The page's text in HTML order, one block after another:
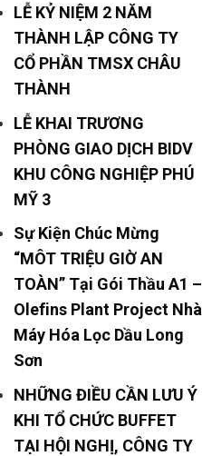
LỄ KỶ NIỆM 2 NĂM
THÀNH LẬP CÔNG TY
CỔ PHẦN TMSX CHÂU
THÀNH
LỄ KHAI TRƯƠNG
PHÒNG GIAO DỊCH BIDV
KHU CÔNG NGHIỆP PHÚ
MỸ 3
Sự Kiện Chúc Mừng
“MÔT TRIỆU GIỜ AN
TOÀN” Tại Gói Thầu A1 –
Olefins Plant Project Nhà
Máy Hóa Lọc Dầu Long
Sơn
NHỮNG ĐIỀU CẦN LƯU Ý
KHI TỔ CHỨC BUFFET
TẠI HỘI NGHỊ, CÔNG TY